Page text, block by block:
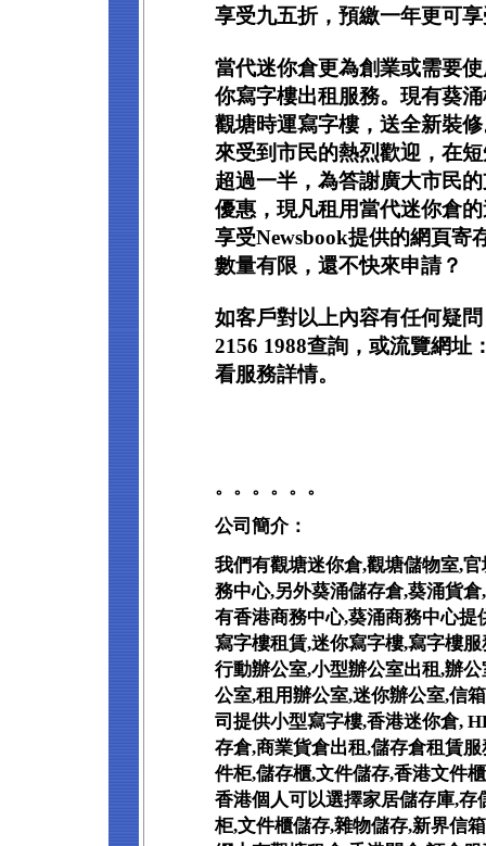
享受九五折，預繳一年更可
當代迷你倉更為創業或需要
你寫字樓出租服務。現有葵
觀塘時運寫字樓，送全新裝
來受到市民的熱烈歡迎，在
超過一半，為答謝廣大市民
優惠，現凡租用當代迷你倉
享受Newsbook提供的網頁寄
數量有限，還不快來申請？
如客戶對以上內容有任何疑
2156 1988查詢，或流覽網址
看服務詳情。
。。。。。。
公司簡介：
我們有觀塘迷你倉,觀塘儲物室,
務中心,另外葵涌儲存倉,葵涌貨
有香港商務中心,葵涌商務中心提
寫字樓租賃,迷你寫字樓,寫字樓
行動辦公室,小型辦公室出租,辦
公室,租用辦公室,迷你辦公室,信
司提供小型寫字樓,香港迷你倉,
存倉,商業貨倉出租,儲存倉租賃
件柜,儲存櫃,文件儲存,香港文件
香港個人可以選擇家居儲存庫,存
柜,文件櫃儲存,雜物儲存,新界信